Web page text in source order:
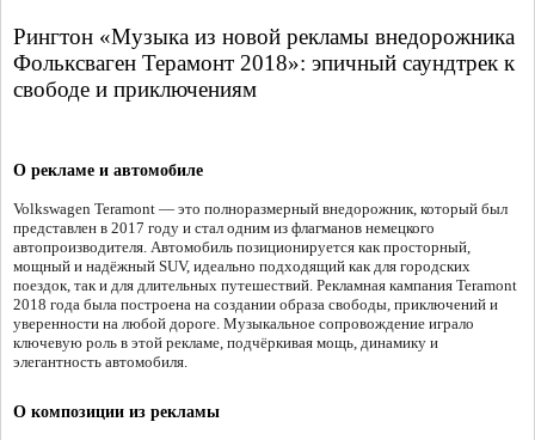
Рингтон «Музыка из новой рекламы внедорожника
Фольксваген Терамонт 2018»: эпичный саундтрек к
свободе и приключениям
О рекламе и автомобиле
Volkswagen Teramont — это полноразмерный внедорожник, который был
представлен в 2017 году и стал одним из флагманов немецкого
автопроизводителя. Автомобиль позиционируется как просторный,
мощный и надёжный SUV, идеально подходящий как для городских
поездок, так и для длительных путешествий. Рекламная кампания Teramont
2018 года была построена на создании образа свободы, приключений и
уверенности на любой дороге. Музыкальное сопровождение играло
ключевую роль в этой рекламе, подчёркивая мощь, динамику и
элегантность автомобиля.
О композиции из рекламы